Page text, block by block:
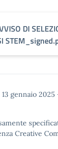
DI
gennaio 2025
Creative